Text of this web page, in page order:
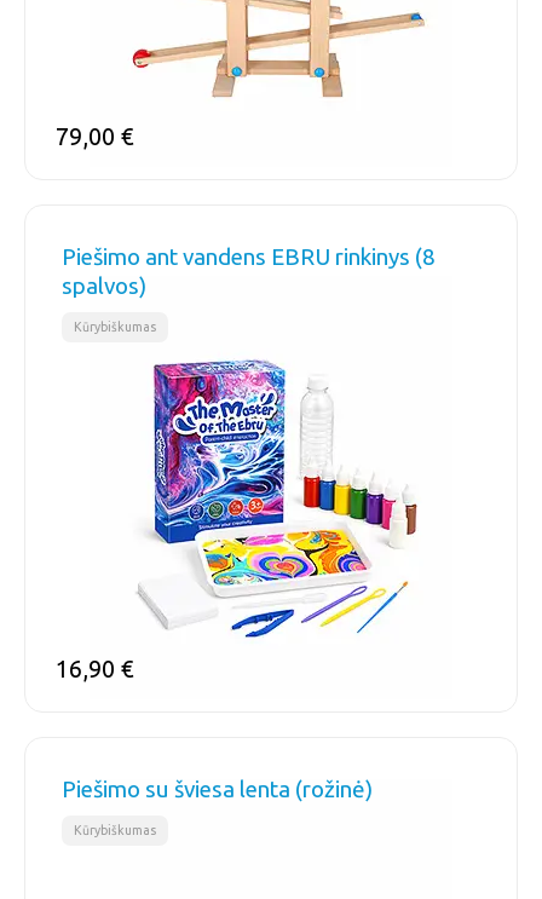
79,00 €
Piešimo ant vandens EBRU rinkinys (8
spalvos)
Kūrybiškumas
16,90 €
Piešimo su šviesa lenta (rožinė)
Kūrybiškumas